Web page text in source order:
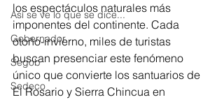
Así se ve lo que se dice...
Gobernador
Segob
Sedeco
los espectáculos naturales más
imponentes del continente. Cada
otoño-invierno, miles de turistas
buscan presenciar este fenómeno
único que convierte los santuarios de
El Rosario y Sierra Chincua en